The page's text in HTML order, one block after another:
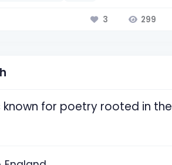
3 299
known for poetry rooted in the